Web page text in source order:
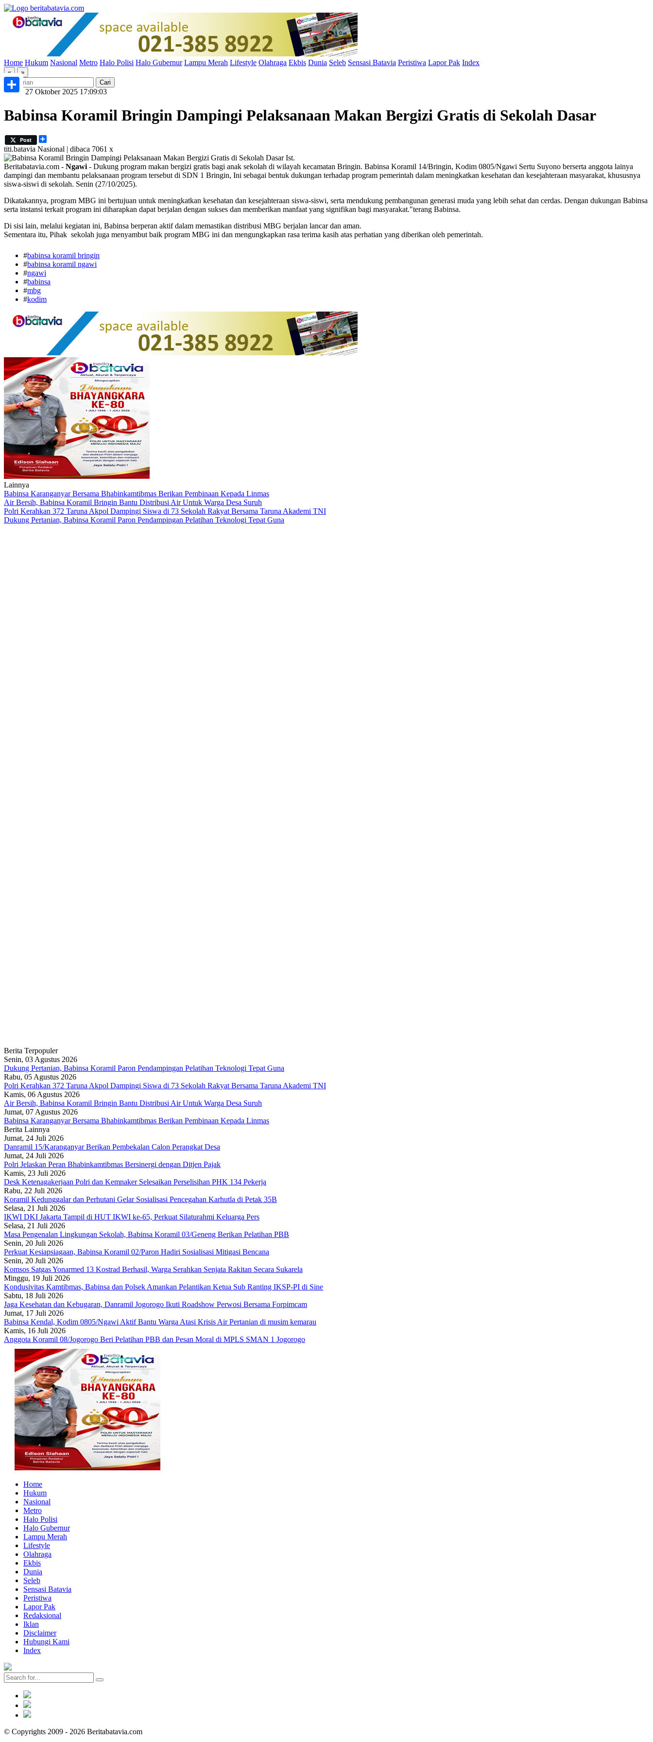
Home Hukum Nasional Metro Halo Polisi Halo Gubernur Lampu Merah Lifestyle Olahraga Ekbis Dunia Seleb Sensasi Batavia Peristiwa Lapor Pak Index
« »
Senin, 27 Oktober 2025 17:09:03
Babinsa Koramil Bringin Dampingi Pelaksanaan Makan Bergizi Gratis di Sekolah Dasar
Post
titi.batavia Nasional | dibaca 7061 x
Ist.
Beritabatavia.com - Ngawi - Dukung program makan bergizi gratis bagi anak sekolah di wilayah kecamatan Bringin. Babinsa Koramil 14/Bringin, Kodim 0805/Ngawi Sertu Suyono berserta anggota lainya
dampingi dan membantu pelaksanaan program tersebut di SDN 1 Bringin, Ini sebagai bentuk dukungan terhadap program pemerintah dalam meningkatkan kesehatan dan kesejahteraan masyarakat, khususnya
siswa-siswi di sekolah. Senin (27/10/2025).
Dikatakannya, program MBG ini bertujuan untuk meningkatkan kesehatan dan kesejahteraan siswa-siswi, serta mendukung pembangunan generasi muda yang lebih sehat dan cerdas. Dengan dukungan Babinsa
serta instansi terkait program ini diharapkan dapat berjalan dengan sukses dan memberikan manfaat yang signifikan bagi masyarakat."terang Babinsa.
Di sisi lain, melalui kegiatan ini, Babinsa berperan aktif dalam memastikan distribusi MBG berjalan lancar dan aman.
Sementara itu, Pihak sekolah juga menyambut baik program MBG ini dan mengungkapkan rasa terima kasih atas perhatian yang diberikan oleh pemerintah.
#babinsa koramil bringin
#babinsa koramil ngawi
#ngawi
#babinsa
#mbg
#kodim
Lainnya
Babinsa Karanganyar Bersama Bhabinkamtibmas Berikan Pembinaan Kepada Linmas
Air Bersih, Babinsa Koramil Bringin Bantu Distribusi Air Untuk Warga Desa Suruh
Polri Kerahkan 372 Taruna Akpol Dampingi Siswa di 73 Sekolah Rakyat Bersama Taruna Akademi TNI
Dukung Pertanian, Babinsa Koramil Paron Pendampingan Pelatihan Teknologi Tepat Guna
Berita Terpopuler
Senin, 03 Agustus 2026
Dukung Pertanian, Babinsa Koramil Paron Pendampingan Pelatihan Teknologi Tepat Guna
Rabu, 05 Agustus 2026
Polri Kerahkan 372 Taruna Akpol Dampingi Siswa di 73 Sekolah Rakyat Bersama Taruna Akademi TNI
Kamis, 06 Agustus 2026
Air Bersih, Babinsa Koramil Bringin Bantu Distribusi Air Untuk Warga Desa Suruh
Jumat, 07 Agustus 2026
Babinsa Karanganyar Bersama Bhabinkamtibmas Berikan Pembinaan Kepada Linmas
Berita Lainnya
Jumat, 24 Juli 2026
Danramil 15/Karanganyar Berikan Pembekalan Calon Perangkat Desa
Jumat, 24 Juli 2026
Polri Jelaskan Peran Bhabinkamtibmas Bersinergi dengan Ditjen Pajak
Kamis, 23 Juli 2026
Desk Ketenagakerjaan Polri dan Kemnaker Selesaikan Perselisihan PHK 134 Pekerja
Rabu, 22 Juli 2026
Koramil Kedunggalar dan Perhutani Gelar Sosialisasi Pencegahan Karhutla di Petak 35B
Selasa, 21 Juli 2026
IKWI DKI Jakarta Tampil di HUT IKWI ke-65, Perkuat Silaturahmi Keluarga Pers
Selasa, 21 Juli 2026
Masa Pengenalan Lingkungan Sekolah, Babinsa Koramil 03/Geneng Berikan Pelatihan PBB
Senin, 20 Juli 2026
Perkuat Kesiapsiagaan, Babinsa Koramil 02/Paron Hadiri Sosialisasi Mitigasi Bencana
Senin, 20 Juli 2026
Komsos Satgas Yonarmed 13 Kostrad Berhasil, Warga Serahkan Senjata Rakitan Secara Sukarela
Minggu, 19 Juli 2026
Kondusivitas Kamtibmas, Babinsa dan Polsek Amankan Pelantikan Ketua Sub Ranting IKSP-PI di Sine
Sabtu, 18 Juli 2026
Jaga Kesehatan dan Kebugaran, Danramil Jogorogo Ikuti Roadshow Perwosi Bersama Forpimcam
Jumat, 17 Juli 2026
Babinsa Kendal, Kodim 0805/Ngawi Aktif Bantu Warga Atasi Krisis Air Pertanian di musim kemarau
Kamis, 16 Juli 2026
Anggota Koramil 08/Jogorogo Beri Pelatihan PBB dan Pesan Moral di MPLS SMAN 1 Jogorogo
Home
Hukum
Nasional
Metro
Halo Polisi
Halo Gubernur
Lampu Merah
Lifestyle
Olahraga
Ekbis
Dunia
Seleb
Sensasi Batavia
Peristiwa
Lapor Pak
Redaksional
Iklan
Disclaimer
Hubungi Kami
Index
© Copyrights 2009 - 2026 Beritabatavia.com